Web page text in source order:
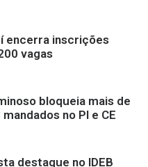
encerra inscrições
vagas
bloqueia mais de
no PI e CE
destaque no IDEB